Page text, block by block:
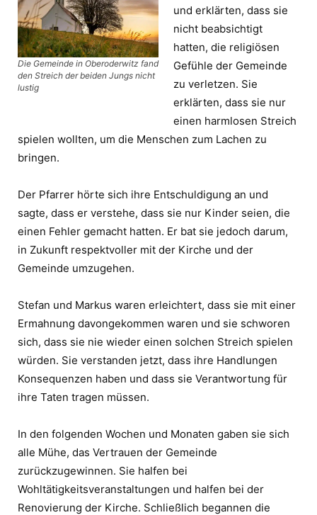
Die Gemeinde in Oberoderwitz fand
den Streich der beiden Jungs nicht
lustig
und erklärten, dass sie
nicht beabsichtigt
hatten, die religiösen
Gefühle der Gemeinde
zu verletzen. Sie
erklärten, dass sie nur
einen harmlosen Streich
spielen wollten, um die Menschen zum Lachen zu
bringen.
Der Pfarrer hörte sich ihre Entschuldigung an und
sagte, dass er verstehe, dass sie nur Kinder seien, die
einen Fehler gemacht hatten. Er bat sie jedoch darum,
in Zukunft respektvoller mit der Kirche und der
Gemeinde umzugehen.
Stefan und Markus waren erleichtert, dass sie mit einer
Ermahnung davongekommen waren und sie schworen
sich, dass sie nie wieder einen solchen Streich spielen
würden. Sie verstanden jetzt, dass ihre Handlungen
Konsequenzen haben und dass sie Verantwortung für
ihre Taten tragen müssen.
In den folgenden Wochen und Monaten gaben sie sich
alle Mühe, das Vertrauen der Gemeinde
zurückzugewinnen. Sie halfen bei
Wohltätigkeitsveranstaltungen und halfen bei der
Renovierung der Kirche. Schließlich begannen die